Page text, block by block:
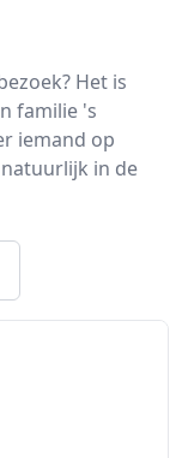
Het is
familie 's
iemand op
in de